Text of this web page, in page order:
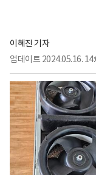
이혜진 기자
업데이트 2024.05.16.